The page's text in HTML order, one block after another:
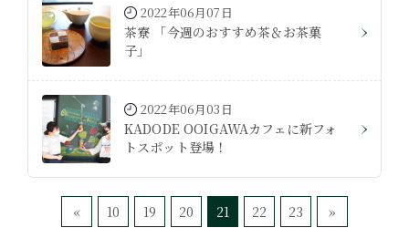
2022年06月07日
茶寮 「今週のおすすめ茶＆お茶菓
子」
2022年06月03日
KADODE OOIGAWAカフェに新フォ
トスポット登場！
« 10 19 20 21 22 23 »